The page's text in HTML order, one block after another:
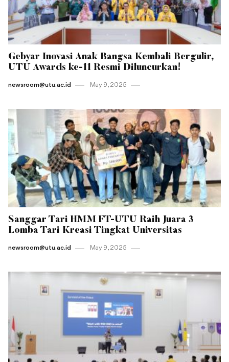
Gebyar Inovasi Anak Bangsa Kembali Bergulir,
UTU Awards ke-11 Resmi Diluncurkan!
newsroom@utu.ac.id May 9 , 2025
Sanggar Tari HMM FT-UTU Raih Juara 3
Lomba Tari Kreasi Tingkat Universitas
newsroom@utu.ac.id May 9 , 2025